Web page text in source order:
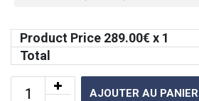
Product Price 289.00€ x 1
Total
AJOUTER AU PANIER